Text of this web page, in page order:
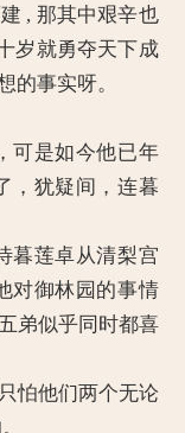
, 那其中艰辛也
岁就勇夺天下成
的事实呀。
是如今他已年
，犹疑间，连暮
莲卓从清梨宫
对御林园的事情
弟似乎同时都喜
怕他们两个无论